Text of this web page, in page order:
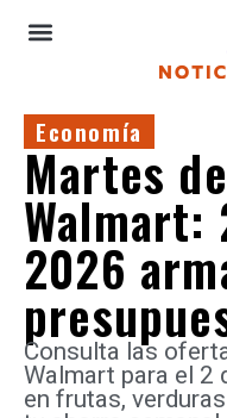
Economía
Martes
Walmart:
2026
Consulta las
Walmart para el 2
en frutas,